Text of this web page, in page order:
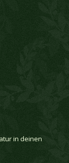
in deinen